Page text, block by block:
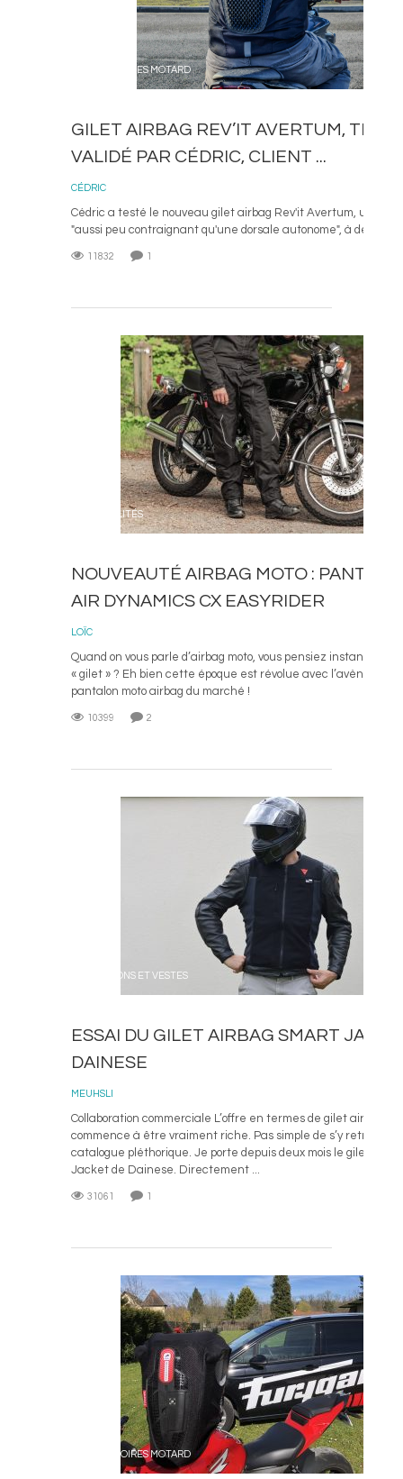
ACCESSOIRES MOTARD
GILET AIRBAG REV’IT AVERTUM,
VALIDÉ PAR CÉDRIC, CLIENT ...
CÉDRIC
Cédric a testé le nouveau gilet airbag Rev'it Avertum, un
"aussi peu contraignant qu'une dorsale autonome", à
11832 1
ACTUALITÉS
NOUVEAUTÉ AIRBAG MOTO :
AIR DYNAMICS CX EASYRIDER
LOÏC
Quand on vous parle d’airbag moto, vous pensiez
« gilet » ? Eh bien cette époque est révolue avec
pantalon moto airbag du marché !
10399 2
BLOUSONS ET VESTES
ESSAI DU GILET AIRBAG SMART
DAINESE
MEUHSLI
Collaboration commerciale L’offre en termes de gilet airbag
commence à être vraiment riche. Pas simple de s’y retrouver
catalogue pléthorique. Je porte depuis deux mois le gilet
Jacket de Dainese. Directement ...
31061 1
ACCESSOIRES MOTARD